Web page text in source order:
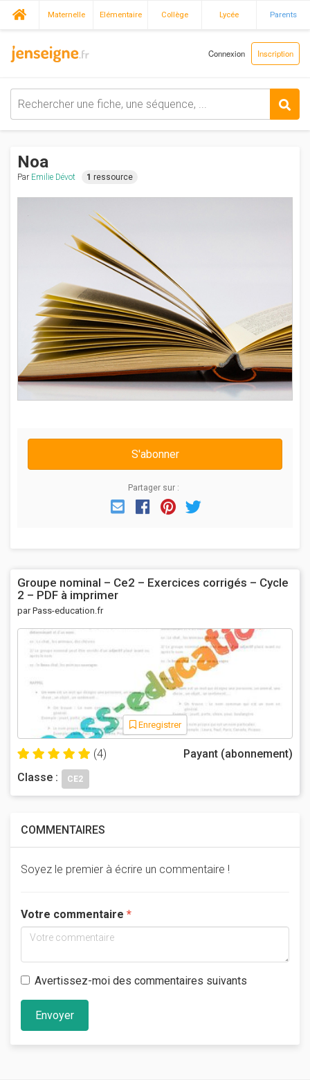
Maternelle Elémentaire Collège Lycée Parents
Connexion Inscription
Noa
Par Emilie Dévot 1 ressource
S'abonner
Partager sur :
EmailFacebook
Pinterest
Groupe nominal – Ce2 – Exercices corrigés – Cycle
2 – PDF à imprimer
par Pass-education.fr
Enregistrer
(4)
Payant (abonnement)
Classe :
CE2
COMMENTAIRES
Soyez le premier à écrire un commentaire !
Votre commentaire
Avertissez-moi des commentaires suivants
Envoyer